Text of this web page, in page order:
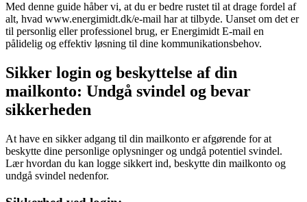
Med denne guide håber vi, at du er bedre rustet til at drage fordel af
alt, hvad www.energimidt.dk/e-mail har at tilbyde. Uanset om det er
til personlig eller professionel brug, er Energimidt E-mail en
pålidelig og effektiv løsning til dine kommunikationsbehov.
Sikker login og beskyttelse af din
mailkonto: Undgå svindel og bevar
sikkerheden
At have en sikker adgang til din mailkonto er afgørende for at
beskytte dine personlige oplysninger og undgå potentiel svindel.
Lær hvordan du kan logge sikkert ind, beskytte din mailkonto og
undgå svindel nedenfor.